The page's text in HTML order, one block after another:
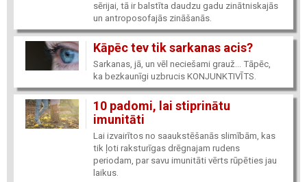
sērijai, tā ir balstīta daudzu gadu zinātniskajās
un antroposofajās zināšanās.
Kāpēc tev tik sarkanas acis?
Sarkanas, jā, un vēl neciešami grauž... Tāpēc,
ka bezkaunīgi uzbrucis KONJUNKTIVĪTS.
10 padomi, lai stiprinātu
imunitāti
Lai izvairītos no saaukstēšanās slimībām, kas
tik ļoti raksturīgas drēgnajam rudens
periodam, par savu imunitāti vērts rūpēties jau
laikus.